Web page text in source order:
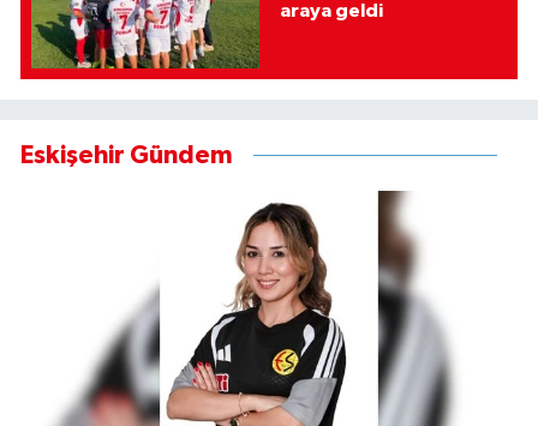
araya geldi
Eskişehir Gündem